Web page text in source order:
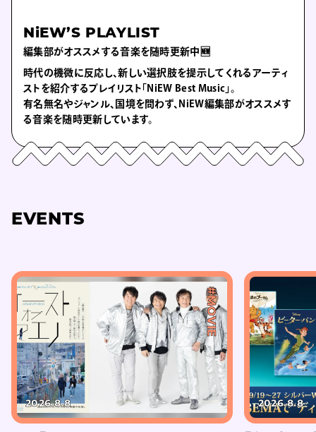
NiEW’S PLAYLIST
編集部がオススメする音楽を随時更新中🆕
時代の機微に反応し、新しい選択肢を提示してくれるアーティ
ストを紹介するプレイリスト「NiEW Best Music」。
有名無名やジャンル、国境を問わず、NiEW編集部がオススメす
る音楽を随時更新しています。
EVENTS
#MOVIE
2026.8.8 2026.8.8